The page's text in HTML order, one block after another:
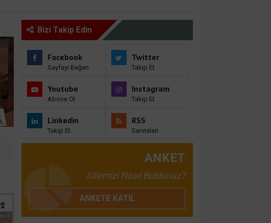
Bizi Takip Edin
Facebook
Sayfayı Beğen
Twitter
Takip Et
Youtube
Abone Ol
Instagram
Takip Et
Linkedin
Takip Et
RSS
Servisleri
ANKET
Sitemizi Nasıl Buldunuz?
ANKETE KATIL